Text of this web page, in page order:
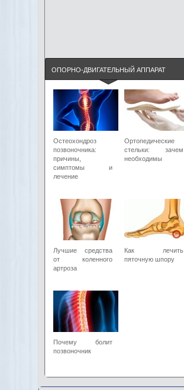
ОПОРНО-ДВИГАТЕЛЬНЫЙ АППАРАТ
Остеохондроз
позвоночника:
причины,
симптомы и
лечение
Ортопедические
стельки: зачем
необходимы
Лучшие средства
от коленного
артроза
Как лечить
пяточную шпору
Почему болит
позвоночник